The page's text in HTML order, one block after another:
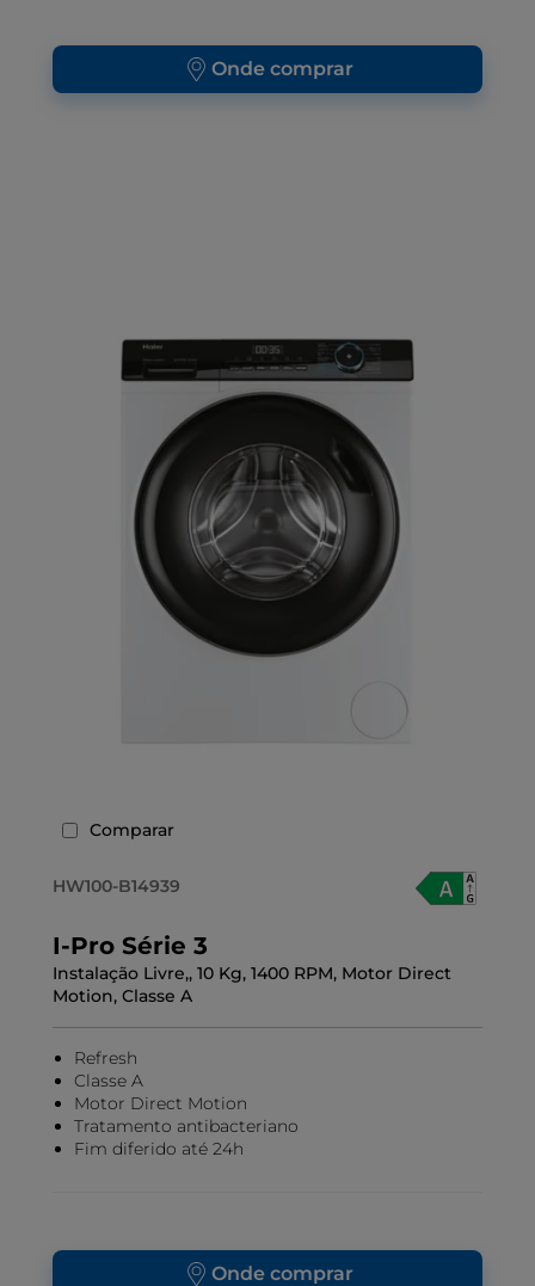
Onde comprar
Comparar
HW100-B14939
I-Pro Série 3
Instalação Livre,, 10 Kg, 1400 RPM, Motor Direct
Motion, Classe A
Refresh
Classe A
Motor Direct Motion
Tratamento antibacteriano
Fim diferido até 24h
Onde comprar